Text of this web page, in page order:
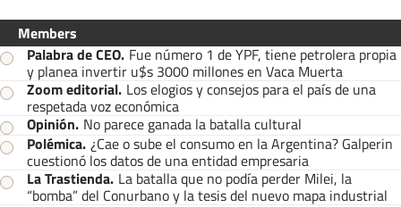
Members
Palabra de CEO. Fue número 1 de YPF, tiene petrolera propia
y planea invertir u$s 3000 millones en Vaca Muerta
Zoom editorial. Los elogios y consejos para el país de una
respetada voz económica
Opinión. No parece ganada la batalla cultural
Polémica. ¿Cae o sube el consumo en la Argentina? Galperin
cuestionó los datos de una entidad empresaria
La Trastienda. La batalla que no podía perder Milei, la
“bomba” del Conurbano y la tesis del nuevo mapa industrial